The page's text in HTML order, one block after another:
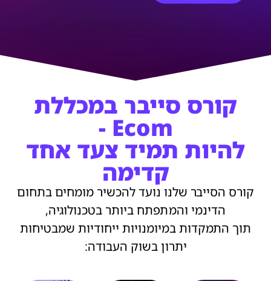
קורס סייבר במכללת
Ecom -
להיות תמיד צעד אחד
קדימה
קורס הסייבר שלנו נועד להכשיר מומחים בתחום
הדינמי והמתפתח ביותר בטכנולוגיה,
תוך התמקדות במיומנויות ייחודיות שמבטיחות
יתרון בשוק העבודה: